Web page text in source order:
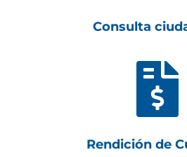
Consulta

Rendición de